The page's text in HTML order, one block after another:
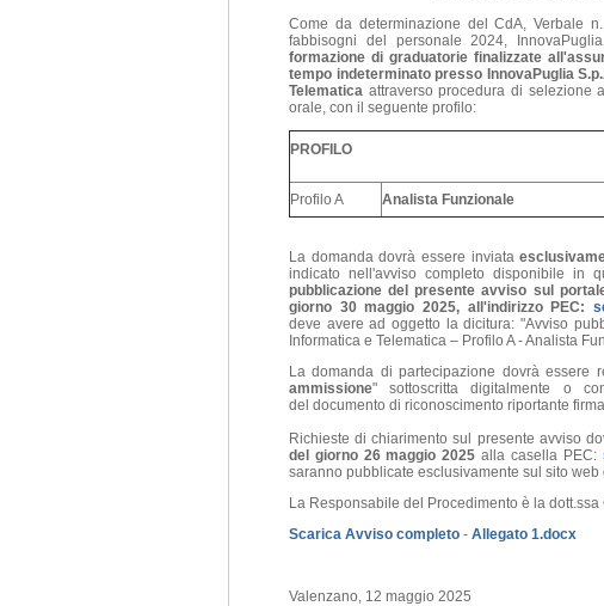
Come da determinazione del CdA, Verbale
fabbisogni del personale 2024,
formazione di graduatorie finalizzate
tempo indeterminato presso InnovaPuglia
Telematica attraverso procedura di selezione
orale, con il seguente profilo:
PROFILO
Profilo A Analista Funzionale
La domanda dovrà essere inviata
indicato nell'avviso completo disponibile in
pubblicazione del presente avviso sul
giorno 30 maggio 2025, all'indirizzo PEC:
deve avere ad oggetto la dicitura: "Avviso
Informatica e Telematica – Profilo A - Analista
La domanda di partecipazione dovrà essere
ammissione" sottoscritta digitalmente o
del documento di riconoscimento riportante
Richieste di chiarimento sul presente avviso
del giorno 26 maggio 2025 alla casella PEC:
saranno pubblicate esclusivamente sul sito
La Responsabile del Procedimento è la dott.ssa
Scarica Avviso completo - Allegato 1.docx
Valenzano, 12 maggio 2025